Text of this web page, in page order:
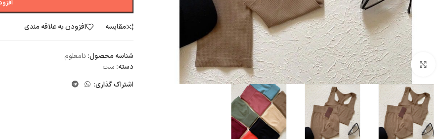
بزرگنمایی تصویر
مقایسه افزودن به علاقه مندی
شناسه محصول: نامعلوم
دسته: ست
اشتراک گذاری: